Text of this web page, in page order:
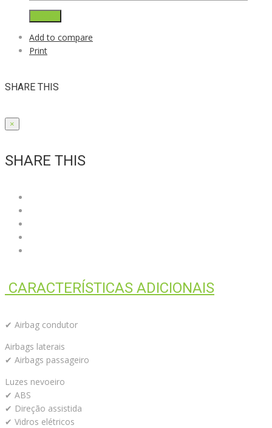
Add to compare
Print
SHARE THIS
×
SHARE THIS
CARACTERÍSTICAS ADICIONAIS
✔ Airbag condutor
Airbags laterais
✔ Airbags passageiro
Luzes nevoeiro
✔ ABS
✔ Direção assistida
✔ Vidros elétricos